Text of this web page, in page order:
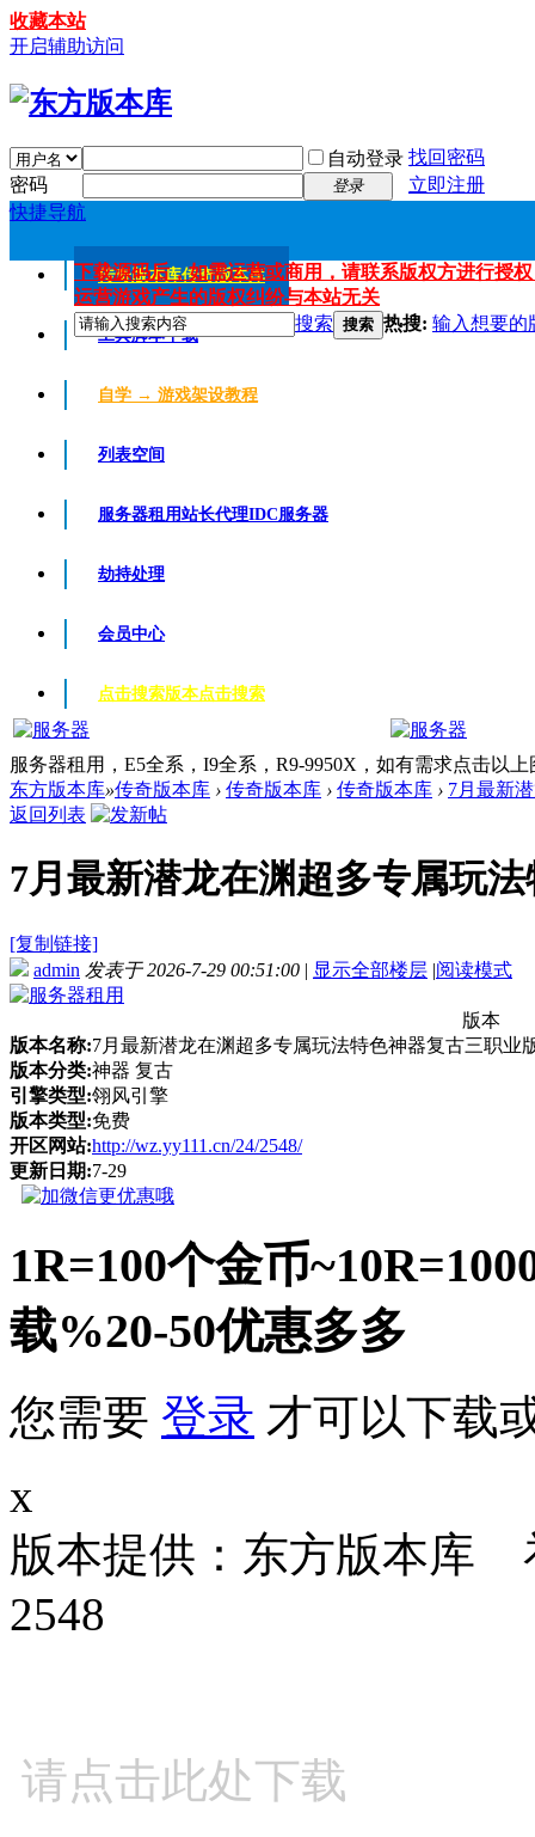
收藏本站
开启辅助访问
自动登录 找回密码
密码
登录
立即注册
快捷导航
传奇版本库传奇版本库
工具脚本下载
自学 → 游戏架设教程
列表空间
服务器租用站长代理IDC服务器
劫持处理
会员中心
点击搜索版本点击搜索
下载源码后，如需运营或商用，请联系版权方进行授
运营游戏产生的版权纠纷与本站无关
搜索 搜索 热搜: 输入想要的
服务器租用，E5全系，I9全系，R9-9950X，如有需求点击以
东方版本库»传奇版本库 › 传奇版本库 › 传奇版本库 › 7月最新
返回列表
7月最新潜龙在渊超多专属玩
[复制链接]
admin 发表于 2026-7-29 00:51:00 | 显示全部楼层 |阅读模式
版本
版本名称:7月最新潜龙在渊超多专属玩法特色神器复古三职
版本分类:神器 复古
引擎类型:翎风引擎
版本类型:免费
开区网站:http://wz.yy111.cn/24/2548/
更新日期:7-29
1R=100个金币
载%20-50优惠多多
您需要 登录 才可以下载
x
版本提供：东方版本
2548
请点击此处下载